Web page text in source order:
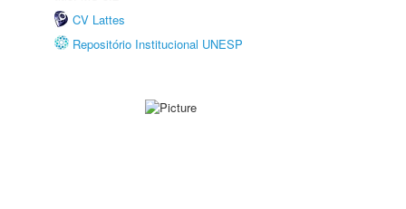
CV Lattes
Repositório Institucional UNESP